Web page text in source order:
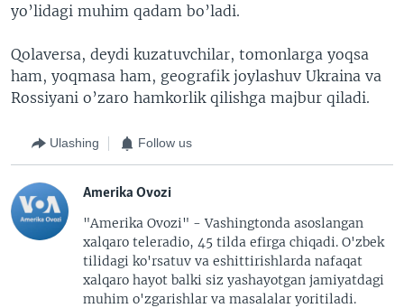
yo’lidagi muhim qadam bo’ladi.
Qolaversa, deydi kuzatuvchilar, tomonlarga yoqsa
ham, yoqmasa ham, geografik joylashuv Ukraina va
Rossiyani o’zaro hamkorlik qilishga majbur qiladi.
Ulashing Follow us
Amerika Ovozi
"Amerika Ovozi" - Vashingtonda asoslangan
xalqaro teleradio, 45 tilda efirga chiqadi. O'zbek
tilidagi ko'rsatuv va eshittirishlarda nafaqat
xalqaro hayot balki siz yashayotgan jamiyatdagi
muhim o'zgarishlar va masalalar yoritiladi.